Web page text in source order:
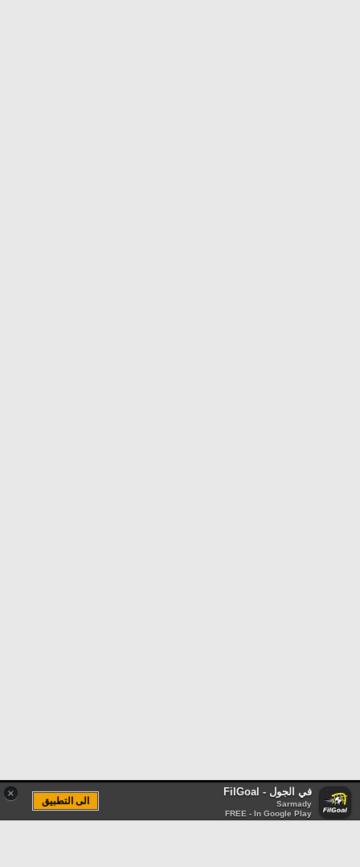
× في الجول - FilGoal
Sarmady
FREE - In Google Play
الى التطبيق